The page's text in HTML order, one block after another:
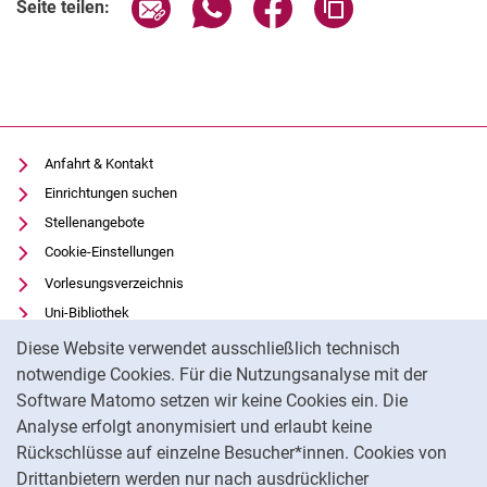
Diese Website verwendet ausschließlich technisch
notwendige Cookies. Für die Nutzungsanalyse mit der
Software Matomo setzen wir keine Cookies ein. Die
Analyse erfolgt anonymisiert und erlaubt keine
Rückschlüsse auf einzelne Besucher*innen. Cookies von
Drittanbietern werden nur nach ausdrücklicher
Seite teilen:
Anfahrt & Kontakt
Einrichtungen suchen
Stellenangebote
Cookie-Einstellungen
Vorlesungsverzeichnis
Uni-Bibliothek
Moodle
Panopto
Datenschutz
Barrierefreiheit
Transparenter KI-Einsatz